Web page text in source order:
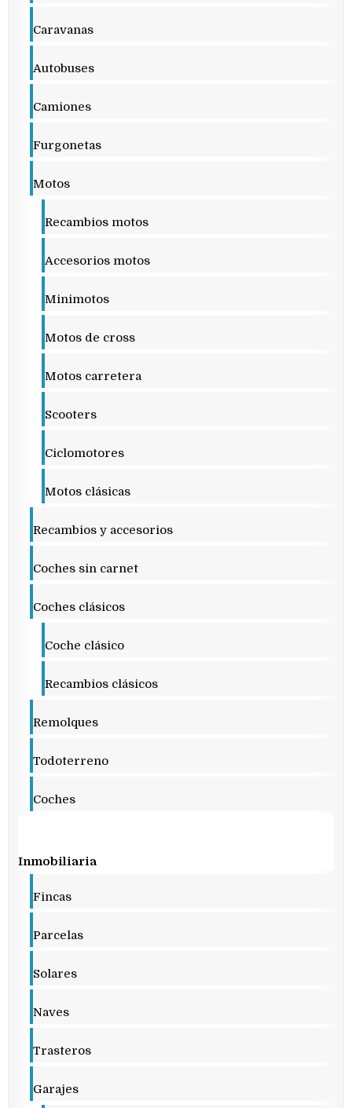
Caravanas
Autobuses
Camiones
Furgonetas
Motos
Recambios motos
Accesorios motos
Minimotos
Motos de cross
Motos carretera
Scooters
Ciclomotores
Motos clásicas
Recambios y accesorios
Coches sin carnet
Coches clásicos
Coche clásico
Recambios clásicos
Remolques
Todoterreno
Coches
Inmobiliaria
Fincas
Parcelas
Solares
Naves
Trasteros
Garajes